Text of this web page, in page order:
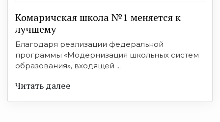
Комаричская школа №1 меняется к
лучшему
Благодаря реализации федеральной
программы «Модернизация школьных систем
образования», входящей ...
Читать далее